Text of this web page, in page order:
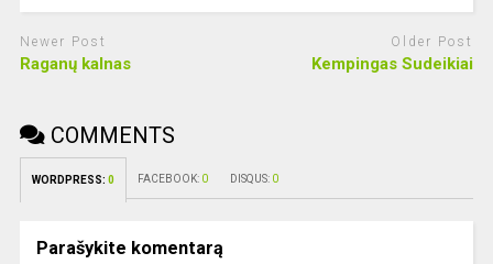
Newer Post
Raganų kalnas
Older Post
Kempingas Sudeikiai
COMMENTS
WORDPRESS: 0 FACEBOOK: 0 DISQUS: 0
Parašykite komentarą